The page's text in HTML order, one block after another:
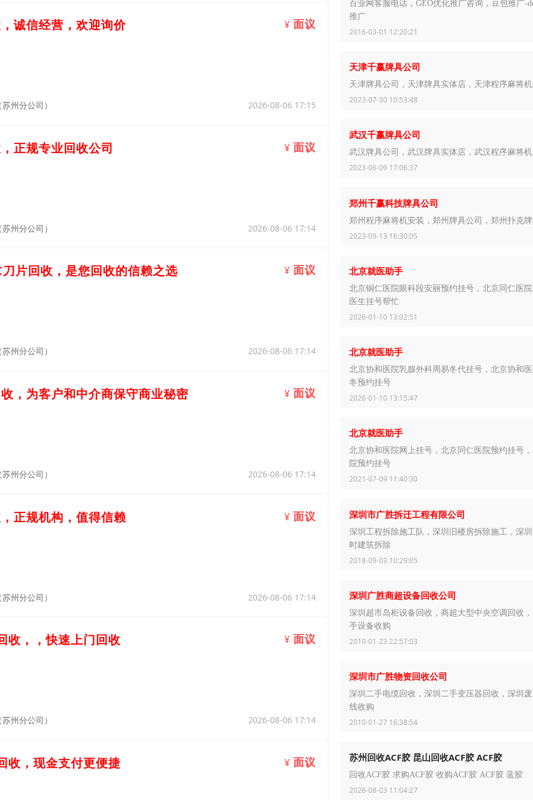
诚信经营，欢迎询价 ¥ 面议
州分公司） 2026-08-06 17:15
正规专业回收公司 ¥ 面议
州分公司） 2026-08-06 17:14
片回收，是您回收的信赖之选 ¥ 面议
州分公司） 2026-08-06 17:14
，为客户和中介商保守商业秘密 ¥ 面议
州分公司） 2026-08-06 17:14
正规机构，值得信赖 ¥ 面议
州分公司） 2026-08-06 17:14
收，，快速上门回收 ¥ 面议
州分公司） 2026-08-06 17:14
收，现金支付更便捷 ¥ 面议
百业网客服电话，GEO优化推广咨询，豆包推广-
推广
2016-03-01 12:20:21
天津千赢牌具公司
天津牌具公司，天津牌具实体店，天津程序麻将
2023-07-30 10:53:48
武汉千赢牌具公司
武汉牌具公司，武汉牌具实体店，武汉程序麻将
2023-06-09 17:06:37
郑州千赢科技牌具公司
郑州程序麻将机安装，郑州牌具公司，郑州扑克
2023-09-13 16:30:05
北京就医助手
北京铜仁医院眼科段安丽预约挂号，北京同仁医
医生挂号帮忙
2026-01-10 13:02:51
北京就医助手
北京协和医院乳腺外科周易冬代挂号，北京协和
冬预约挂号
2026-01-10 13:15:47
北京就医助手
北京协和医院网上挂号，北京同仁医院预约挂号，
院预约挂号
2021-07-09 11:40:30
深圳市广胜拆迁工程有限公司
深圳工程拆除施工队，深圳旧楼房拆除施工，深
时建筑拆除
2018-09-03 10:29:05
深圳广胜商超设备回收公司
深圳超市岛柜设备回收，商超大型中央空调回收
手设备收购
2010-01-23 22:57:03
深圳市广胜物资回收公司
深圳二手电缆回收，深圳二手变压器回收，深圳
线收购
2010-01-27 16:38:54
苏州回收ACF胶 昆山回收ACF胶 ACF胶
回收ACF胶 求购ACF胶 收购ACF胶 ACF胶 蓝胶
2026-08-03 11:04:27